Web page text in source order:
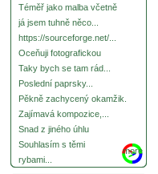
Téměř jako malba včetně
já jsem tuhně něco...
https://sourceforge.net/...
Oceňuji fotografickou
Taky bych se tam rád...
Poslední paprsky...
Pěkně zachycený okamžik.
Zajímavá kompozice,...
Snad z jiného úhlu
Souhlasím s těmi
rybami...
more